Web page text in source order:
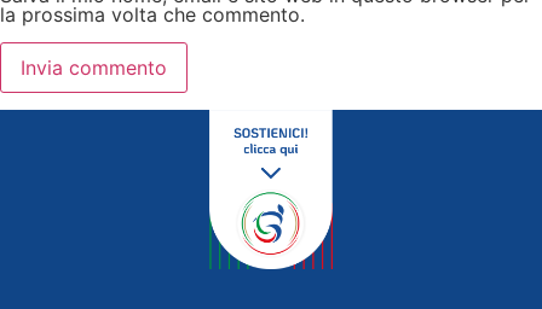
la prossima volta che commento.